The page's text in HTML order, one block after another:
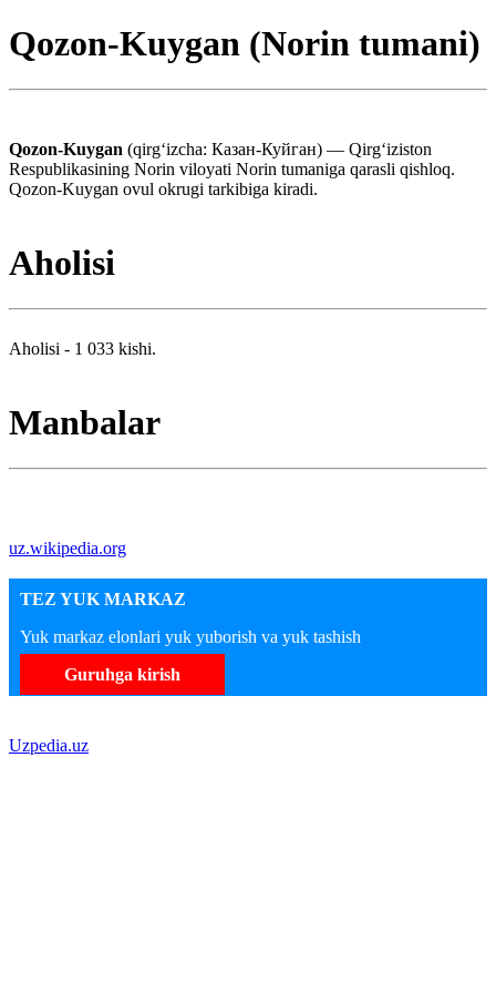
Qozon-Kuygan (Norin tumani)
Qozon-Kuygan (qirgʻizcha: Казан-Куйган) — Qirgʻiziston
Respublikasining Norin viloyati Norin tumaniga qarasli qishloq.
Qozon-Kuygan ovul okrugi tarkibiga kiradi.
Aholisi
Aholisi - 1 033 kishi.
Manbalar
uz.wikipedia.org
TEZ YUK MARKAZ
Yuk markaz elonlari yuk yuborish va yuk tashish
Guruhga kirish
Uzpedia.uz